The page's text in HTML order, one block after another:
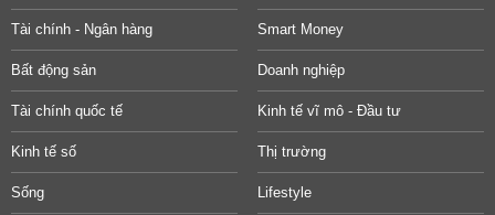
Tài chính - Ngân hàng Smart Money
Bất động sản Doanh nghiệp
Tài chính quốc tế Kinh tế vĩ mô - Đầu tư
Kinh tế số Thị trường
Sống Lifestyle